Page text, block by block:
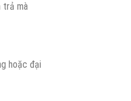
trả mà
hoặc đại